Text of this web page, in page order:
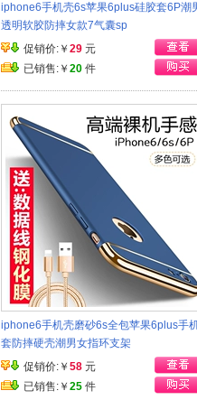
iphone6手机壳6s苹果6plus硅胶套6P潮
透明软胶防摔女款7气囊sp
促销价:￥ 29 元
已销售:￥ 20 件
iphone6手机壳磨砂6s全包苹果6plus手
套防摔硬壳潮男女指环支架
促销价:￥ 58 元
已销售:￥ 25 件